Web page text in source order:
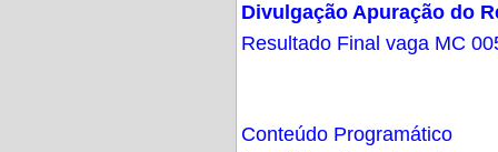
Divulgação Apuração do
Resultado Final vaga MC
Conteúdo Programático